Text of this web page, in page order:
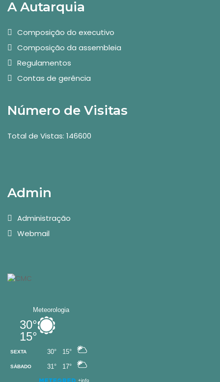
A Autarquia
Composição do executivo
Composição da assembleia
Regulamentos
Contas de gerência
Número de Visitas
Total de Vistas: 146600
Admin
Administração
Webmail